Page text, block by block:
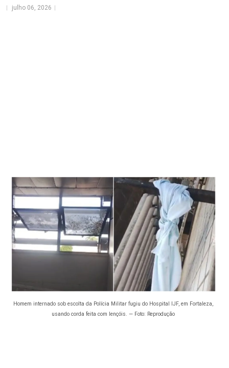
julho 06, 2026
Homem internado sob escolta da Polícia Militar fugiu do Hospital IJF, em Fortaleza,
usando corda feita com lençóis. — Foto: Reprodução